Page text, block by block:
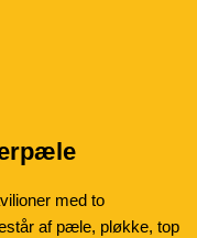
med to
af pæle, pløkke, top